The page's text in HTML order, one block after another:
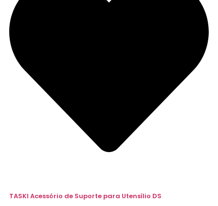
TASKI Acessório de Suporte para Utensílio DS